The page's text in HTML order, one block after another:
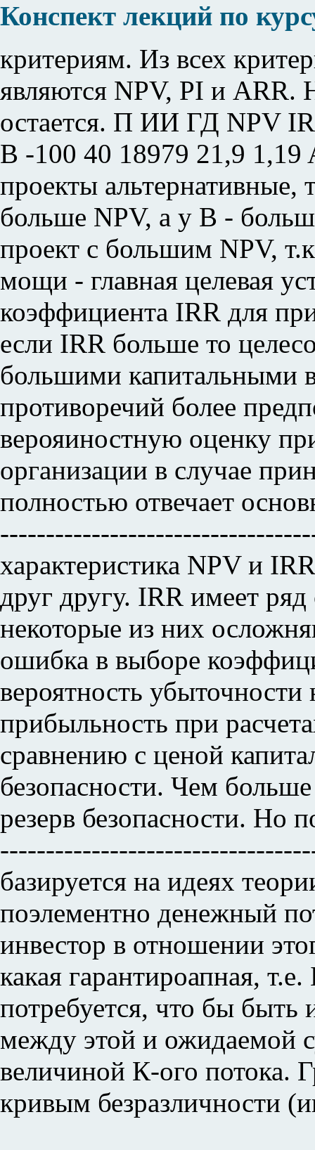
Конспект лекций по
критериям. Из всех
являются NPV, PI и ARR.
остается. П ИИ ГД NPV
B -100 40 18979 21,9
проекты альтернативные,
больше NPV, а у B -
проект с большим NPV,
мощи - главная целевая
коэффициента IRR для
если IRR больше то
большими капитальными
противоречий более
верояиностную оценку
организации в случае
полностью отвечает
характеристика NPV и
друг другу. IRR имеет
некоторые из них
ошибка в выборе
вероятность
прибыльность при
сравнению с ценой
безопасности. Чем
резерв безопасности. Но
базируется на идеях
поэлементно денежный
инвестор в отношении
какая гарантироапная,
потребуется, что бы
между этой и ожидаемой
величиной К-ого потока.
кривым безразличности